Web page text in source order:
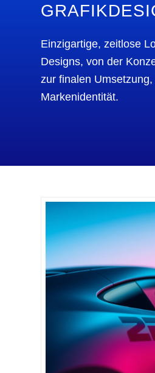
Einzigartige, zeitlose
Designs, von der
zur finalen
Markenidentität.